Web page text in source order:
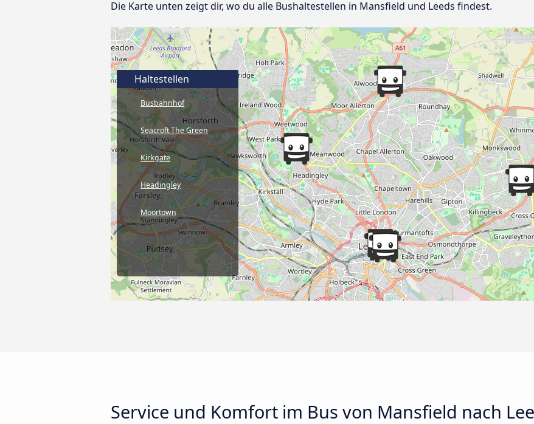
Die Karte unten zeigt dir, wo du alle Bushaltestellen in Mansfield und Leeds findest.
Haltestellen
Busbahnhof
Seacroft The Green
Kirkgate
Headingley
Moortown
Service und Komfort im Bus von Mansfield nach